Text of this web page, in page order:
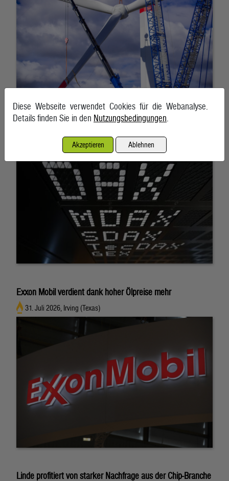
4. August 2026, Leipzig
Exxon Mobil verdient dank hoher Ölpreise mehr
31. Juli 2026, Irving (Texas)
Linde profitiert von starker Nachfrage aus der Chip-Branche
Diese Webseite verwendet Cookies für die Webanalyse.
Details finden Sie in den Nutzungsbedingungen
Akzeptieren Ablehnen